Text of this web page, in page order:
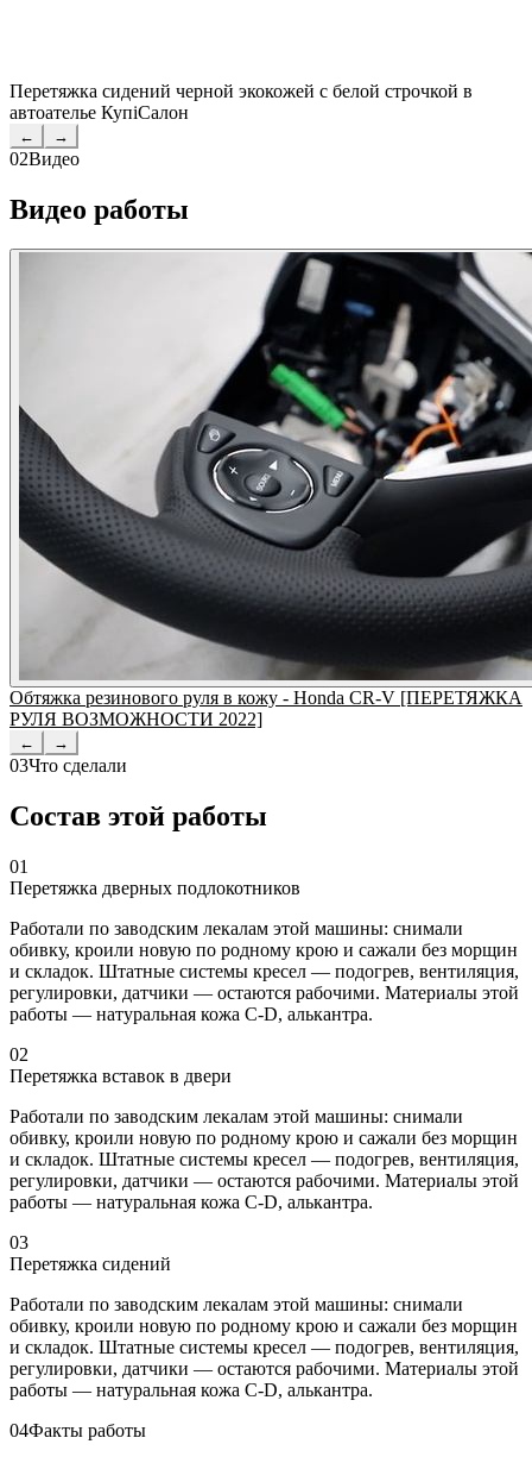
Перетяжка сидений черной экокожей с белой строчкой в
автоателье КупiСалон
← →
02Видео
Видео работы
Обтяжка резинового руля в кожу - Honda CR-V [ПЕРЕТЯЖКА
РУЛЯ ВОЗМОЖНОСТИ 2022]
← →
03Что сделали
Состав этой работы
01
Перетяжка дверных подлокотников
Работали по заводским лекалам этой машины: снимали
обивку, кроили новую по родному крою и сажали без морщин
и складок. Штатные системы кресел — подогрев, вентиляция,
регулировки, датчики — остаются рабочими. Материалы этой
работы — натуральная кожа C-D, алькантра.
02
Перетяжка вставок в двери
Работали по заводским лекалам этой машины: снимали
обивку, кроили новую по родному крою и сажали без морщин
и складок. Штатные системы кресел — подогрев, вентиляция,
регулировки, датчики — остаются рабочими. Материалы этой
работы — натуральная кожа C-D, алькантра.
03
Перетяжка сидений
Работали по заводским лекалам этой машины: снимали
обивку, кроили новую по родному крою и сажали без морщин
и складок. Штатные системы кресел — подогрев, вентиляция,
регулировки, датчики — остаются рабочими. Материалы этой
работы — натуральная кожа C-D, алькантра.
04Факты работы